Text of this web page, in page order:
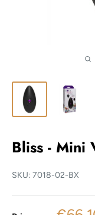
Bliss - Mini
SKU: 7018-02-BX